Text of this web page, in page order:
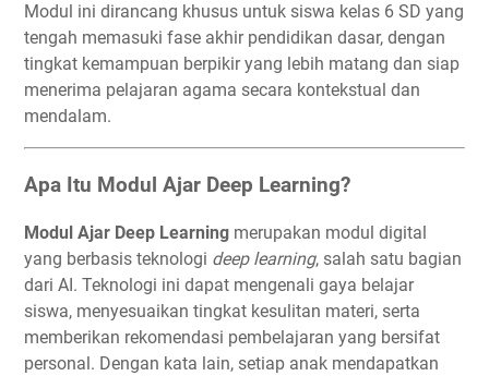
Modul ini dirancang khusus untuk siswa kelas 6 SD yang
tengah memasuki fase akhir pendidikan dasar, dengan
tingkat kemampuan berpikir yang lebih matang dan siap
menerima pelajaran agama secara kontekstual dan
mendalam.
Apa Itu Modul Ajar Deep Learning?
Modul Ajar Deep Learning merupakan modul digital
yang berbasis teknologi deep learning, salah satu bagian
dari AI. Teknologi ini dapat mengenali gaya belajar
siswa, menyesuaikan tingkat kesulitan materi, serta
memberikan rekomendasi pembelajaran yang bersifat
personal. Dengan kata lain, setiap anak mendapatkan